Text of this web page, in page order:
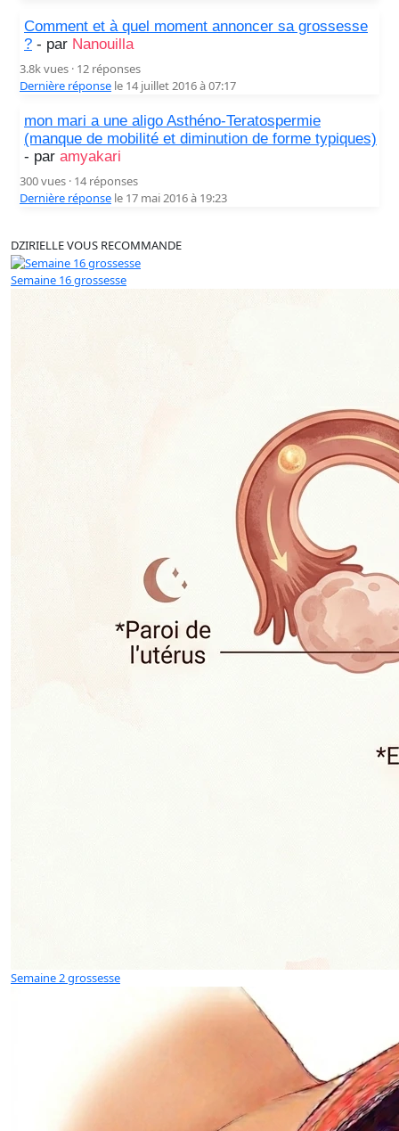
Comment et à quel moment annoncer sa grossesse
? - par Nanouilla
3.8k vues · 12 réponses
Dernière réponse le 14 juillet 2016 à 07:17
mon mari a une aligo Asthéno-Teratospermie
(manque de mobilité et diminution de forme typiques)
- par amyakari
300 vues · 14 réponses
Dernière réponse le 17 mai 2016 à 19:23
DZIRIELLE VOUS RECOMMANDE
Semaine 16 grossesse
Semaine 2 grossesse